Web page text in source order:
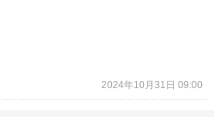
2024年10月31日 09:00